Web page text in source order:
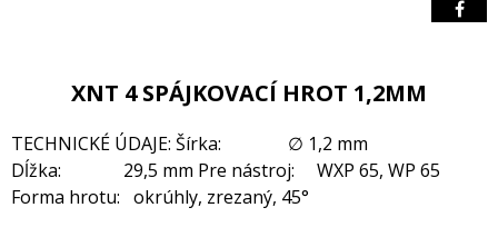
XNT 4 SPÁJKOVACÍ HROT 1,2MM
TECHNICKÉ ÚDAJE: Šírka: ∅ 1,2 mm
Dĺžka: 29,5 mm Pre nástroj: WXP 65, WP 65
Forma hrotu: okrúhly, zrezaný, 45°